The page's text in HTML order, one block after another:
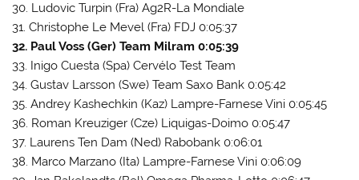
30. Ludovic Turpin (Fra) Ag2R-La Mondiale
31. Christophe Le Mevel (Fra) FDJ 0:05:37
32. Paul Voss (Ger) Team Milram 0:05:39
33. Inigo Cuesta (Spa) Cervélo Test Team
34. Gustav Larsson (Swe) Team Saxo Bank 0:05:42
35. Andrey Kashechkin (Kaz) Lampre-Farnese Vini 0:05:45
36. Roman Kreuziger (Cze) Liquigas-Doimo 0:05:47
37. Laurens Ten Dam (Ned) Rabobank 0:06:01
38. Marco Marzano (Ita) Lampre-Farnese Vini 0:06:09